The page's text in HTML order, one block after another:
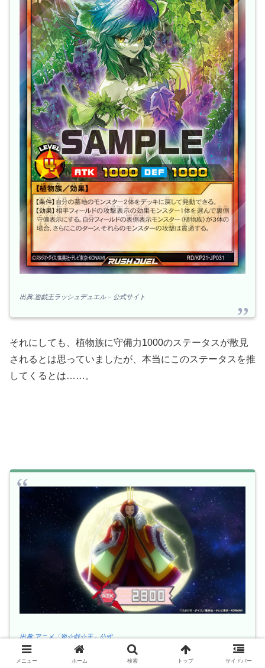
出典:遊戯王ラッシュデュエル – 公式サイト
それにしても、植物族に守備力1000のステータスが散見
されるとは思っていましたが、本当にこのステータスを推
してくるとは……。
出典:アニメ「遊☆戯☆王」公式
メニュー ホーム 検索 トップ サイドバー